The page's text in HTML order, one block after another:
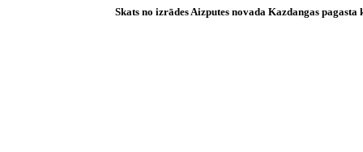
Skats no izrādes Aizputes novada Kazdangas